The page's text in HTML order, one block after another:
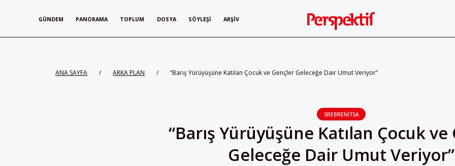
GÜNDEM PANORAMA TOPLUM DOSYA SÖYLEŞI ARŞIV
ANA SAYFA / ARKA PLAN / “Barış Yürüyüşüne Katılan Çocuk ve Gençler Geleceğe Dair Umut Veriyor”
SREBRENITSA
“Barış Yürüyüşüne Katılan Çocuk
Geleceğe Dair Umut Veriyor”